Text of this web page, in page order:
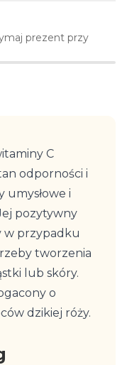
prezent przy
C
odporności i
umysłowe i
pozytywny
w przypadku
tworzenia
lub skóry.
o
dzikiej róży.